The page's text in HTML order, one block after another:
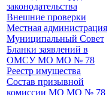
законодательства
Внешние проверки
Местная администрация
Муниципальный Совет
Бланки заявлений в
ОМСУ МО МО № 78
Реестр имущества
Состав призывной
комиссии МО МО № 78